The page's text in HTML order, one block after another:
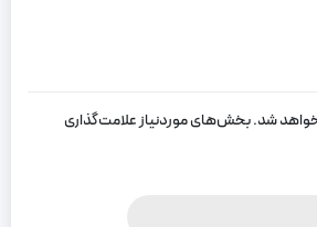
شد.بخش‌های موردنیاز علامت‌گذاری